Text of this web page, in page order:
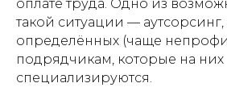
оплате труда. Одно из
такой ситуации —
определённых (чаще
подрядчикам, которые на них
специализируются.